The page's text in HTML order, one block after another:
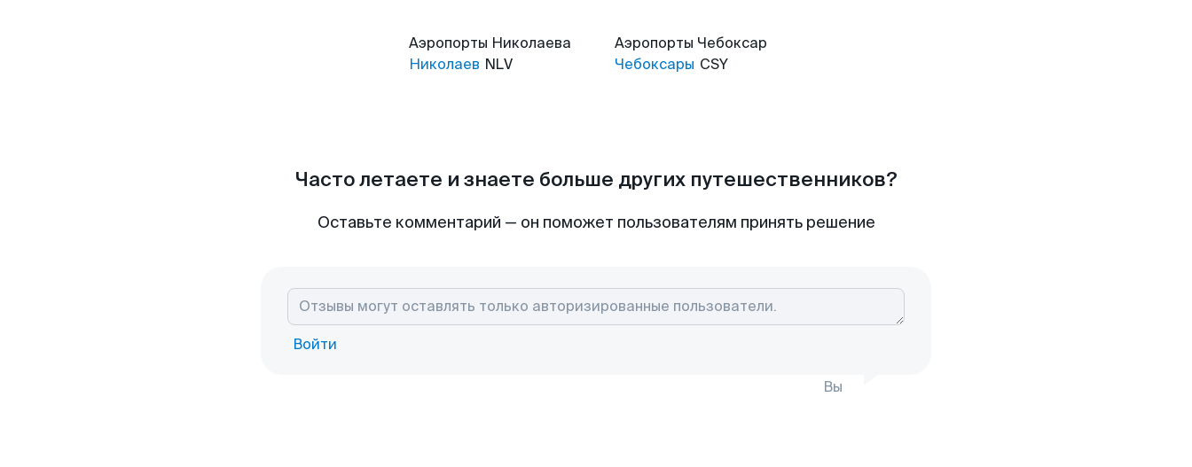
Аэропорты Николаева
Николаев NLV
Аэропорты Чебоксар
Чебоксары CSY
Часто летаете и знаете больше других путешественников?
Оставьте комментарий — он поможет пользователям принять решение
Войти
Вы